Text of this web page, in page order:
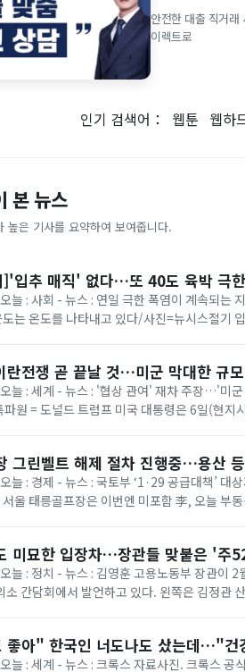
안전한 대출 직거래
이렉트로
인기 검색어： 웹툰 웹하
본 뉴스
높은 기사를 요약하여 보여줍니다.
]'입추 매직' 없다…또 40도 육박 극
늘 : 사회 - 뉴스 : 연일 극한 폭염이 계속되는
는 온도를 나타내고 있다/사진=뉴시스절기
란전쟁 곧 끝날 것…미군 막대한 규
늘 : 세계 - 뉴스 : '협상 관여' 재차 주장…'미
원 = 도널드 트럼프 미국 대통령은 6일(현
그린벨트 해제 절차 진행중…용산
늘 : 경제 - 뉴스 : 국토부 ‘1·29 공급대책’ 대
울 태릉골프장은 이번엔 미포함 李, 오늘 부
미묘한 입장차…장관들 맞붙은 '주
늘 : 정치 - 뉴스 : 김영훈 고용노동부 장관이
소 간담회에서 발언하고 있다. 왼쪽은 김정관
좋아" 한국인 너도나도 샀는데…"
늘 : 세계 - 뉴스 : 크록스 자료사진. 크록스